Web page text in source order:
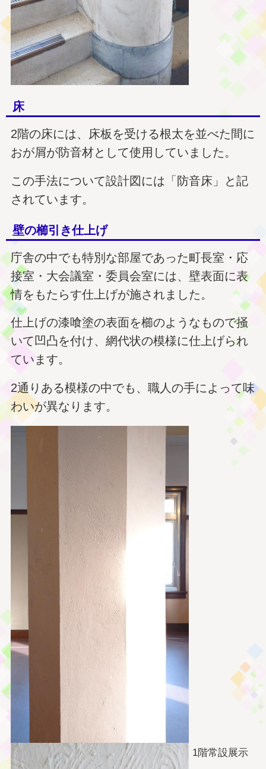
床
2階の床には、床板を受ける根太を並べた間に
おが屑が防音材として使用していました。
この手法について設計図には「防音床」と記
されています。
壁の櫛引き仕上げ
庁舎の中でも特別な部屋であった町長室・応
接室・大会議室・委員会室には、壁表面に表
情をもたらす仕上げが施されました。
仕上げの漆喰塗の表面を櫛のようなもので掻
いて凹凸を付け、網代状の模様に仕上げられ
ています。
2通りある模様の中でも、職人の手によって味
わいが異なります。
1階常設展示